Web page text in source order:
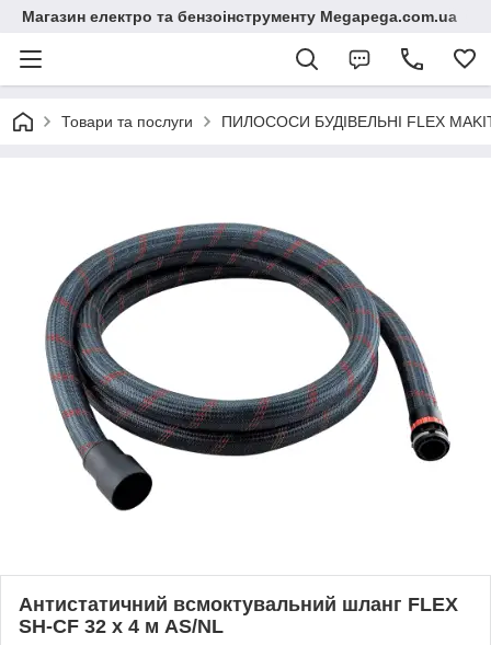
Магазин електро та бензоінструменту Megapega.com.ua
Товари та послуги ПИЛОСОСИ БУДІВЕЛЬНІ FLEX
Антистатичний всмоктувальний шланг FLEX
SH-CF 32 x 4 м AS/NL